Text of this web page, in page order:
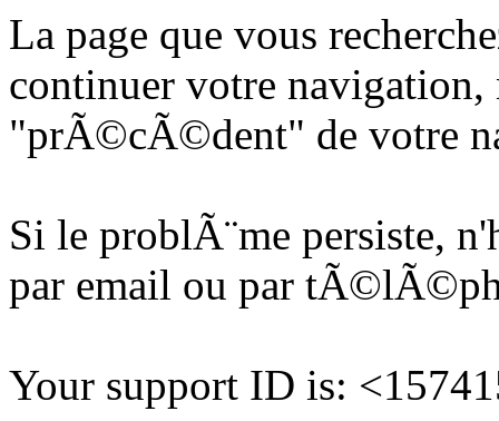
La page que vous
continuer votre
"prÃ©cÃ©dent" de votre
Si le problÃ¨me persiste,
par email ou par
Your support ID is: